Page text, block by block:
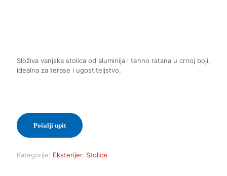
Složiva vanjska stolica od aluminija i tehno ratana u crnoj boji,
idealna za terase i ugostiteljstvo.
Pošalji upit
Kategorije: Eksterijer, Stolice